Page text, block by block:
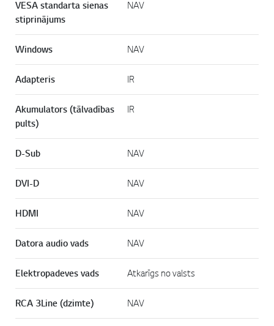
VESA standarta sienas
stiprinājums
NAV
Windows NAV
Adapteris IR
Akumulators (tālvadības
pults)
IR
D-Sub NAV
DVI-D NAV
HDMI NAV
Datora audio vads NAV
Elektropadeves vads Atkarīgs no valsts
RCA 3Line (dzimte) NAV